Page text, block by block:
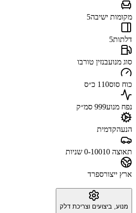
מקומות ישיבה5
דלתות5
סוג מנועבנזין טורבו
כוח סוס110 כ״ס
נפח מנוע999 סמ״ק
הנעהקדמית
תאוצה 0-100 10 שניות
ארץ ייצורספרד
מנוע, ביצועים וצריכת דלק